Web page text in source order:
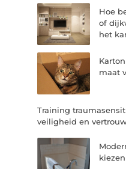
Hoe
of
het
maat
Training
veiligheid en
kiezen